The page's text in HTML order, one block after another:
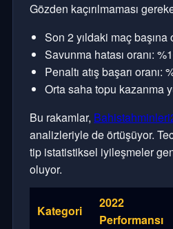
Gözden kaçırılmaması
Son 2 yıldaki maç
Savunma hatası oranı:
Penaltı atış başarı oranı:
Orta saha topu kazanma
Bu rakamlar,
analizleriyle de örtüşüyor.
tip istatistiksel iyileşmeler
oluyor.
Kategori
2022
Performansı